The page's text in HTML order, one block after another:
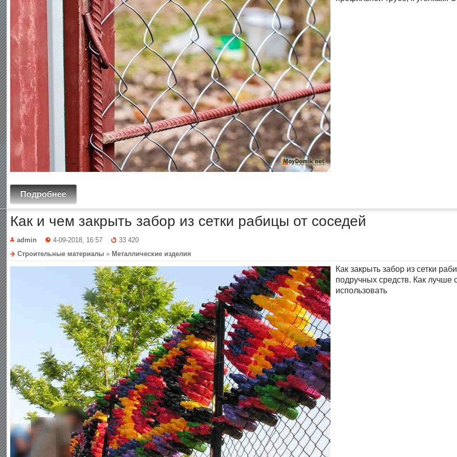
Подробнее
Как и чем закрыть забор из сетки рабицы от соседей
admin 4-09-2018, 16:57
33 420
Строительные материалы » Металлические изделия
Как закрыть забор из сетки
подручных средств. Как
использовать